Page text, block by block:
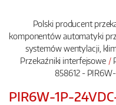
Polski producent
komponentów automatyki
systemów wentylacji,
Przekaźniki interfejsowe
858612 - PIR6W-
PIR6W-1P-